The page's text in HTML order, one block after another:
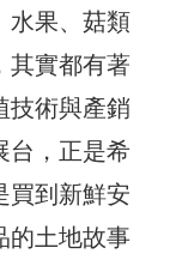
水果、菇類
其實都有著
技術與產銷
台，正是希
買到新鮮安
的土地故事